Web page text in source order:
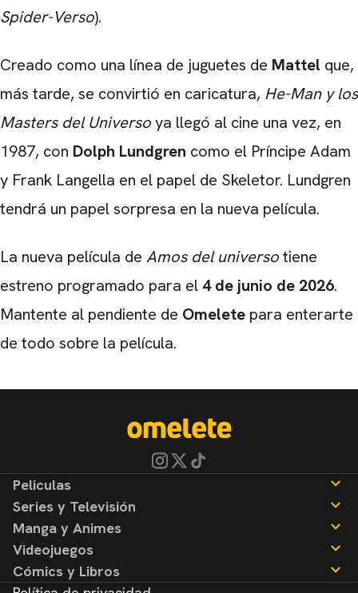
Spider-Verso).
Creado como una línea de juguetes de Mattel que,
más tarde, se convirtió en caricatura, He-Man y los
Masters del Universoya llegó al cine una vez, en
1987, con Dolph Lundgren como el Príncipe Adam
y Frank Langella en el papel de Skeletor. Lundgren
tendrá un papel sorpresa en la nueva película.
La nueva película de Amos del universotiene
estreno programado para el 4 de junio de 2026.
Mantente al pendiente de Omelete para enterarte
de todo sobre la película.
Peliculas
Noticias
Reseñas
Series y Televisión
Noticias
Reseñas
Manga y Animes
Noticias
Reseñas
Videojuegos
Noticias
Cómics y Libros